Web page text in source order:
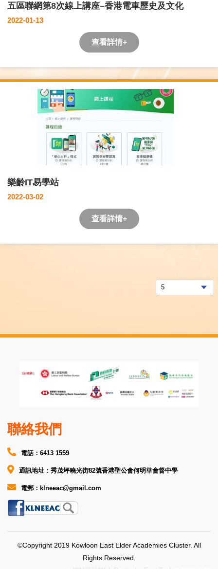
五區聯網第8次線上講座–香港電車歷史及文化
2022-01-13
查看詳情+
樂齡IT易學站
2022-03-02
查看詳情+
聯絡我們
電話：6413 1559
通訊地址：秀茂坪曉光街82號香港聖公會何明華會督中學
電郵：klneeac@gmail.com
©Copyright 2019 Kowloon East Elder Academies Cluster. All
Rights Reserved.